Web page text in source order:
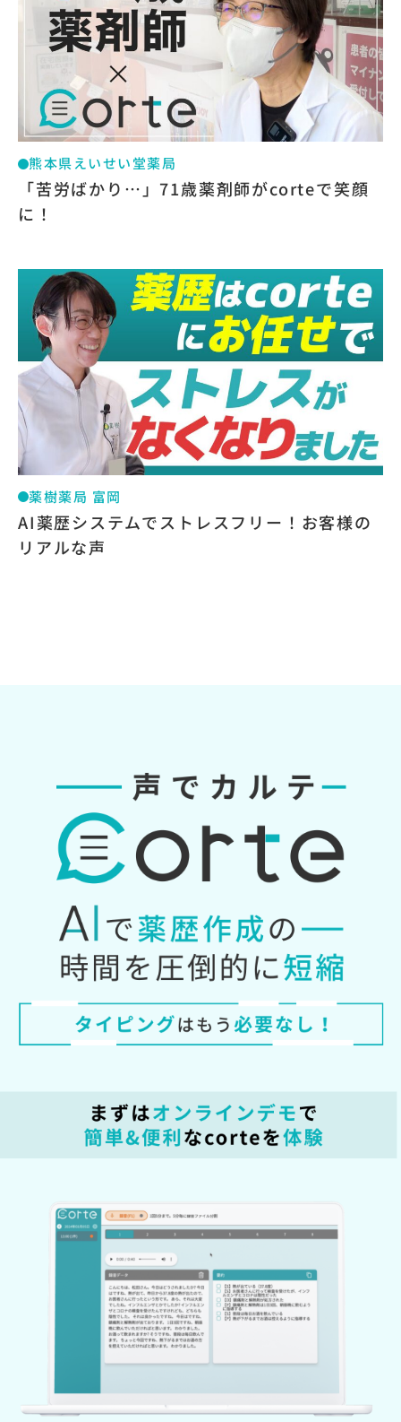
熊本県えいせい堂薬局
「苦労ばかり…」71歳薬剤師がcorteで笑顔
に！
薬樹薬局 富岡
AI薬歴システムでストレスフリー！お客様の
リアルな声